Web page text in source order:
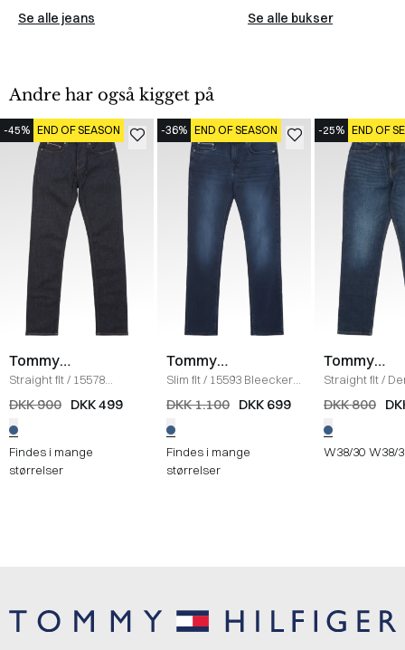
Se alle jeans Se alle bukser
Andre har også kigget på
-45% END OF SEASON
Tommy
Hilfiger
Straight fit/ 15578
Denton Ohio Jeans /
DKK 900 DKK 499
Findes i mange
størrelser
-36% END OF SEASON
Tommy
Hilfiger
Slim fit/ 15593 Bleecker
Iowa Jeans
DENIM
DKK 1.100 DKK 699
Findes i mange
størrelser
-25% END OF
Tommy
Hilfiger
Straight fit/
Stretch Jeans
DKK 800
W38/30 W38/